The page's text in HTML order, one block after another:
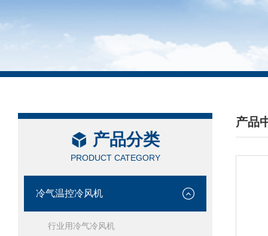
产品分类
PRODUCT CATEGORY
冷气温控冷风机
行业用冷气冷风机
产品
/